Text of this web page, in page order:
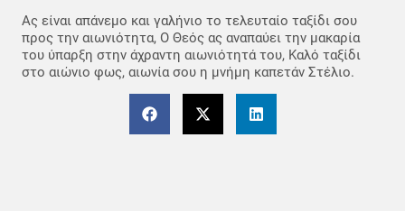
Ας είναι απάνεμο και γαλήνιο το τελευταίο ταξίδι σου
προς την αιωνιότητα, O Θεός ας αναπαύει την μακαρία
του ύπαρξη στην άχραντη αιωνιότητά του, Καλό ταξίδι
στο αιώνιο φως, αιωνία σου η μνήμη καπετάν Στέλιο.